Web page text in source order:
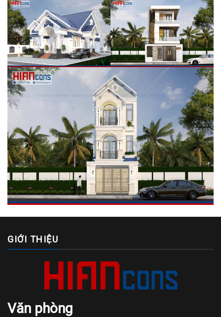
GIỚI THIỆU
Văn phòng